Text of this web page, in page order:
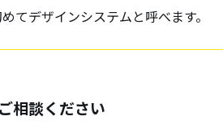
てデザインシステムと呼べます。
相談ください